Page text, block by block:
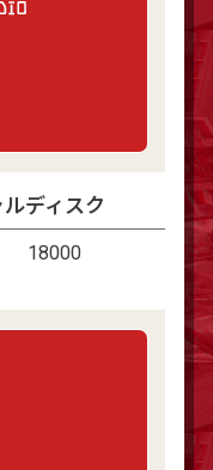
ディスク
18000